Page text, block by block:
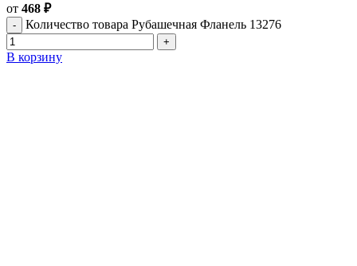
от 468 ₽
Количество товара Рубашечная Фланель 13276
В корзину